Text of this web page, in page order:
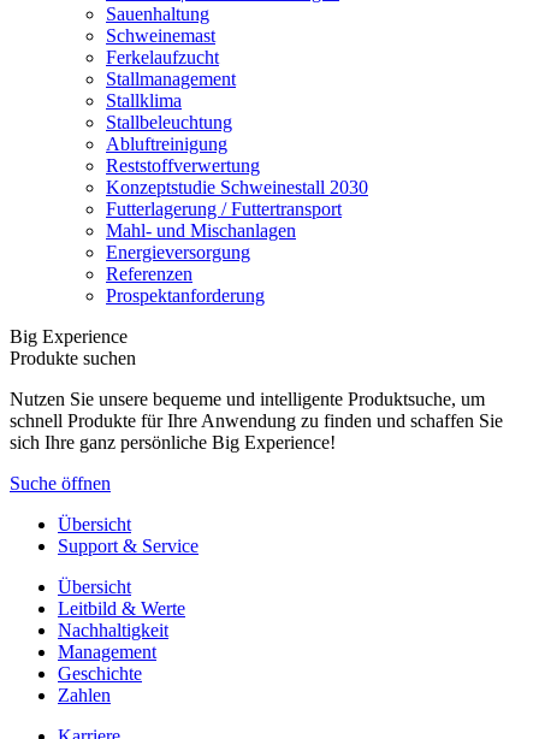
Sauenhaltung
Schweinemast
Ferkelaufzucht
Stallmanagement
Stallklima
Stallbeleuchtung
Abluftreinigung
Reststoffverwertung
Konzeptstudie Schweinestall 2030
Futterlagerung / Futtertransport
Mahl- und Mischanlagen
Energieversorgung
Referenzen
Prospektanforderung
Big Experience
Produkte suchen
Nutzen Sie unsere bequeme und intelligente Produktsuche, um
schnell Produkte für Ihre Anwendung zu finden und schaffen Sie
sich Ihre ganz persönliche Big Experience!
Suche öffnen
Übersicht
Support & Service
Übersicht
Leitbild & Werte
Nachhaltigkeit
Management
Geschichte
Zahlen